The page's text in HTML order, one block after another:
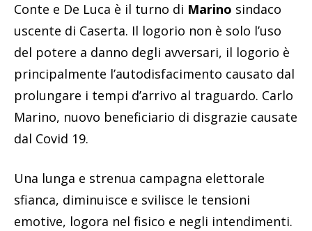
Conte e De Luca è il turno di Marino sindaco
uscente di Caserta. Il logorio non è solo l’uso
del potere a danno degli avversari, il logorio è
principalmente l’autodisfacimento causato dal
prolungare i tempi d’arrivo al traguardo. Carlo
Marino, nuovo beneficiario di disgrazie causate
dal Covid 19.
Una lunga e strenua campagna elettorale
sfianca, diminuisce e svilisce le tensioni
emotive, logora nel fisico e negli intendimenti.